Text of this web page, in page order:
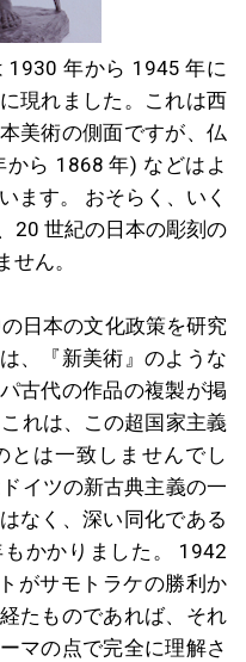
1930 年から 1945 年に
現れました。これは西
美術の側面ですが、仏
ら 1868 年) などはよ
ます。 おそらく、いく
20 世紀の日本の彫刻の
ん。
日本の文化政策を研究
、『新美術』のような
古代の作品の複製が掲
れは、この超国家主義
とは一致しませんでし
イツの新古典主義の一
なく、深い同化である
かかりました。 1942
がサモトラケの勝利か
たものであれば、それ
マの点で完全に理解さ